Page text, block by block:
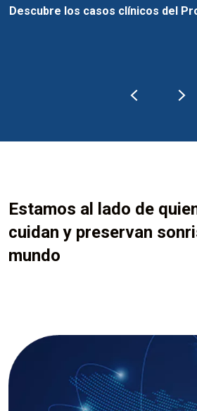
Descubre los casos clínicos del
Estamos al lado de
cuidan y preservan
mundo